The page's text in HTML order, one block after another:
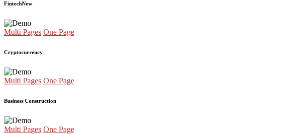
FintechNew
Multi Pages One Page
Cryptocurrency
Multi Pages One Page
Business Construction
Multi Pages One Page